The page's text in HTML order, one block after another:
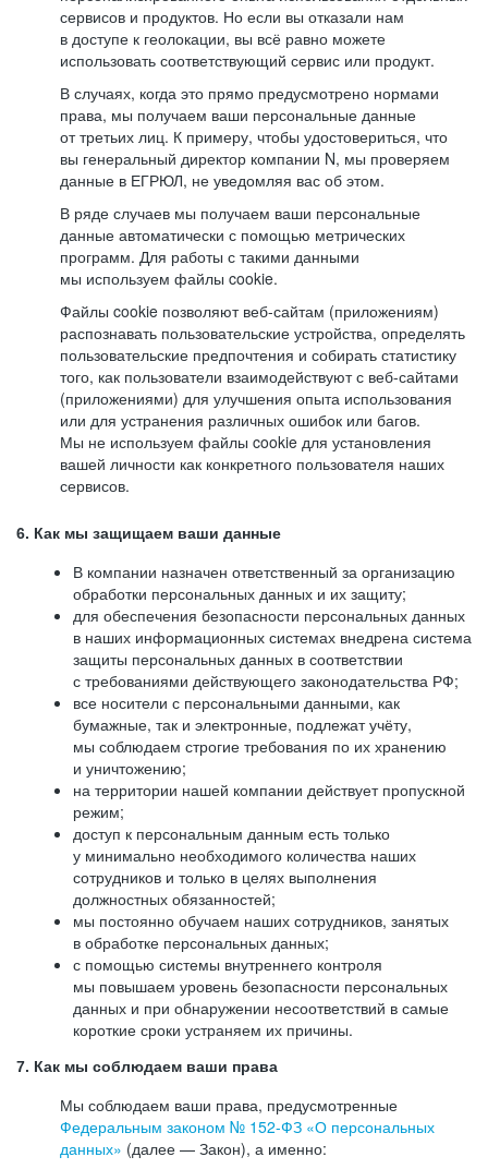
сервисов и продуктов. Но если вы отказали нам
в доступе к геолокации, вы всё равно можете
использовать соответствующий сервис или продукт.
В случаях, когда это прямо предусмотрено нормами
права, мы получаем ваши персональные данные
от третьих лиц. К примеру, чтобы удостовериться, что
вы генеральный директор компании N, мы проверяем
данные в ЕГРЮЛ, не уведомляя вас об этом.
В ряде случаев мы получаем ваши персональные
данные автоматически с помощью метрических
программ. Для работы с такими данными
мы используем файлы cookie.
Файлы cookie позволяют веб-сайтам (приложениям)
распознавать пользовательские устройства, определять
пользовательские предпочтения и собирать статистику
того, как пользователи взаимодействуют с веб-сайтами
(приложениями) для улучшения опыта использования
или для устранения различных ошибок или багов.
Мы не используем файлы cookie для установления
вашей личности как конкретного пользователя наших
сервисов.
6. Как мы защищаем ваши данные
В компании назначен ответственный за организацию
обработки персональных данных и их защиту;
для обеспечения безопасности персональных данных
в наших информационных системах внедрена система
защиты персональных данных в соответствии
с требованиями действующего законодательства РФ;
все носители с персональными данными, как
бумажные, так и электронные, подлежат учёту,
мы соблюдаем строгие требования по их хранению
и уничтожению;
на территории нашей компании действует пропускной
режим;
доступ к персональным данным есть только
у минимально необходимого количества наших
сотрудников и только в целях выполнения
должностных обязанностей;
мы постоянно обучаем наших сотрудников, занятых
в обработке персональных данных;
с помощью системы внутреннего контроля
мы повышаем уровень безопасности персональных
данных и при обнаружении несоответствий в самые
короткие сроки устраняем их причины.
7. Как мы соблюдаем ваши права
Мы соблюдаем ваши права, предусмотренные
Федеральным законом № 152-ФЗ «О персональных
данных» (далее — Закон), а именно: